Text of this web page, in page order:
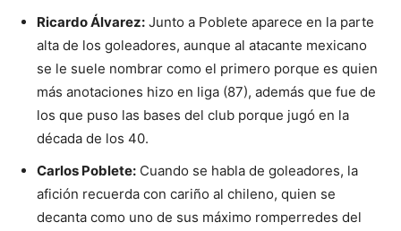
Ricardo Álvarez: Junto a Poblete aparece en la parte
alta de los goleadores, aunque al atacante mexicano
se le suele nombrar como el primero porque es quien
más anotaciones hizo en liga (87), además que fue de
los que puso las bases del club porque jugó en la
década de los 40.
Carlos Poblete: Cuando se habla de goleadores, la
afición recuerda con cariño al chileno, quien se
decanta como uno de sus máximo romperredes del